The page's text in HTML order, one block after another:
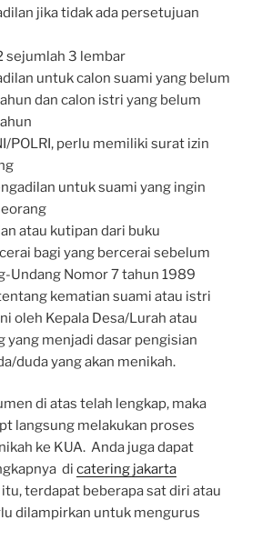
jika tidak ada persetujuan
sejumlah 3 lembar
untuk calon suami yang belum
dan calon istri yang belum
POLRI, perlu memiliki surat izin
untuk suami yang ingin
atau kutipan dari buku
bagi yang bercerai sebelum
Undang Nomor 7 tahun 1989
kematian suami atau istri
oleh Kepala Desa/Lurah atau
yang menjadi dasar pengisian
duda yang akan menikah.
di atas telah lengkap, maka
langsung melakukan proses
ke KUA. Anda juga dapat
di catering jakarta
terdapat beberapa sat diri atau
dilampirkan untuk mengurus